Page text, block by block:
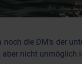
die DM‘s der
aber nicht unmöglich